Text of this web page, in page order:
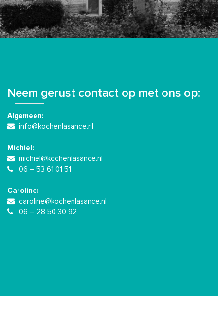
Neem gerust contact op met ons op:
Algemeen:
info@kochenlasance.nl
Michiel:
michiel@kochenlasance.nl
06 – 53 61 01 51
Caroline:
caroline@kochenlasance.nl
06 – 28 50 30 92